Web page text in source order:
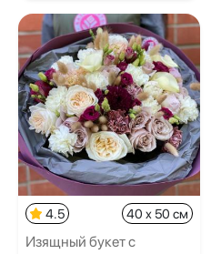
4.5 40 x 50 см
Изящный букет с